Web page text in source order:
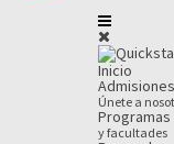
Inicio
Admisiones
Únete a
Programas
y facultades